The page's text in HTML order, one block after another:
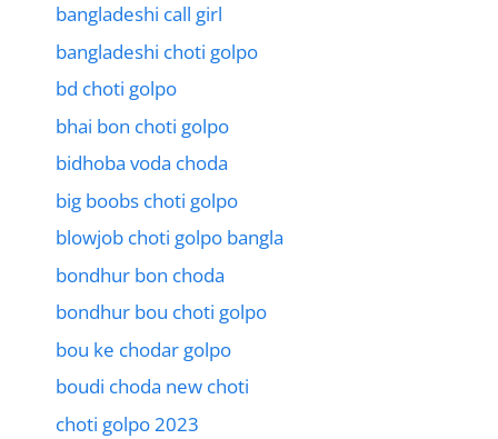
bangladeshi call girl
bangladeshi choti golpo
bd choti golpo
bhai bon choti golpo
bidhoba voda choda
big boobs choti golpo
blowjob choti golpo bangla
bondhur bon choda
bondhur bou choti golpo
bou ke chodar golpo
boudi choda new choti
choti golpo 2023